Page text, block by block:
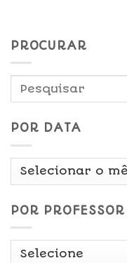
PROCURAR
POR DATA
Por
POR PROFESSOR